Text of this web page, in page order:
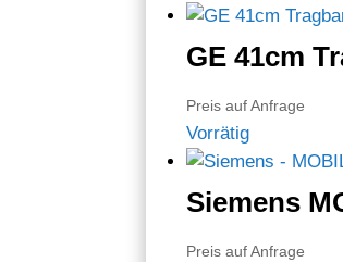
GE 41cm
Preis auf Anfrage
Vorrätig
Siemens
Preis auf Anfrage